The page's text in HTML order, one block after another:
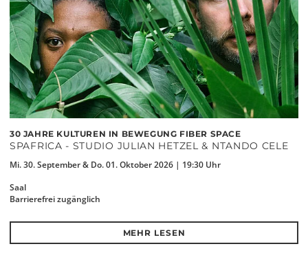
30 JAHRE KULTUREN IN BEWEGUNG FIBER SPACE
SPAFRICA - STUDIO JULIAN HETZEL & NTANDO CELE
Mi. 30. September & Do. 01. Oktober 2026 | 19:30 Uhr
Saal
Barrierefrei zugänglich
MEHR LESEN